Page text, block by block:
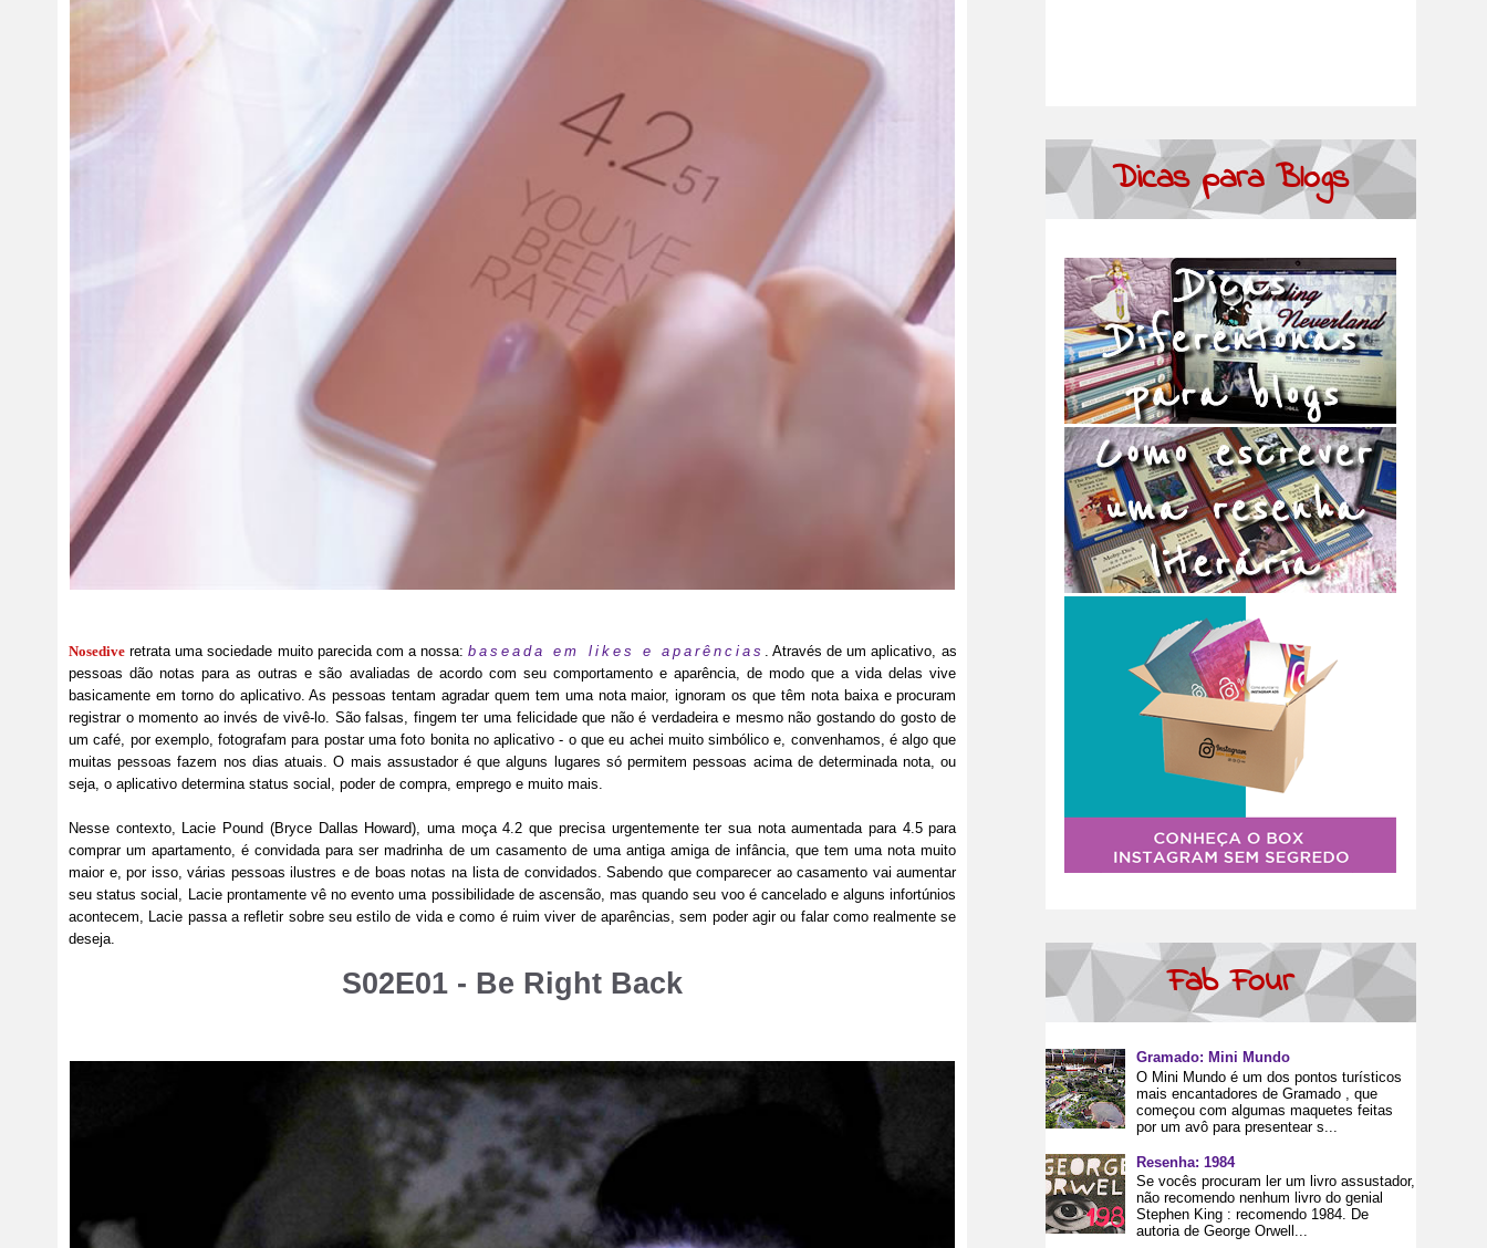
Nosedive retrata uma sociedade muito parecida com a nossa:baseada em likes e aparências . Através de um aplicativo, as
pessoas dão notas para as outras e são avaliadas de acordo com seu comportamento e aparência, de modo que a vida delas vive
basicamente em torno do aplicativo. As pessoas tentam agradar quem tem uma nota maior, ignoram os que têm nota baixa e procuram
registrar o momento ao invés de vivê-lo. São falsas, fingem ter uma felicidade que não é verdadeira e mesmo não gostando do gosto de
um café, por exemplo, fotografam para postar uma foto bonita no aplicativo - o que eu achei muito simbólico e, convenhamos, é algo que
muitas pessoas fazem nos dias atuais. O mais assustador é que alguns lugares só permitem pessoas acima de determinada nota, ou
seja, o aplicativo determina status social, poder de compra, emprego e muito mais.
Nesse contexto, Lacie Pound (Bryce Dallas Howard), uma moça 4.2 que precisa urgentemente ter sua nota aumentada para 4.5 para
comprar um apartamento, é convidada para ser madrinha de um casamento de uma antiga amiga de infância, que tem uma nota muito
maior e, por isso, várias pessoas ilustres e de boas notas na lista de convidados. Sabendo que comparecer ao casamento vai aumentar
seu status social, Lacie prontamente vê no evento uma possibilidade de ascensão, mas quando seu voo é cancelado e alguns infortúnios
acontecem, Lacie passa a refletir sobre seu estilo de vida e como é ruim viver de aparências, sem poder agir ou falar como realmente se
deseja.
S02E01 - Be Right Back
Dicas para Blogs
Fab Four
Gramado: Mini Mundo
O Mini Mundo é um dos pontos turísticos
mais encantadores de Gramado , que
começou com algumas maquetes feitas
por um avô para presentear s...
Resenha: 1984
Se vocês procuram ler um livro assustador,
não recomendo nenhum livro do genial
Stephen King : recomendo 1984. De
autoria de George Orwell...